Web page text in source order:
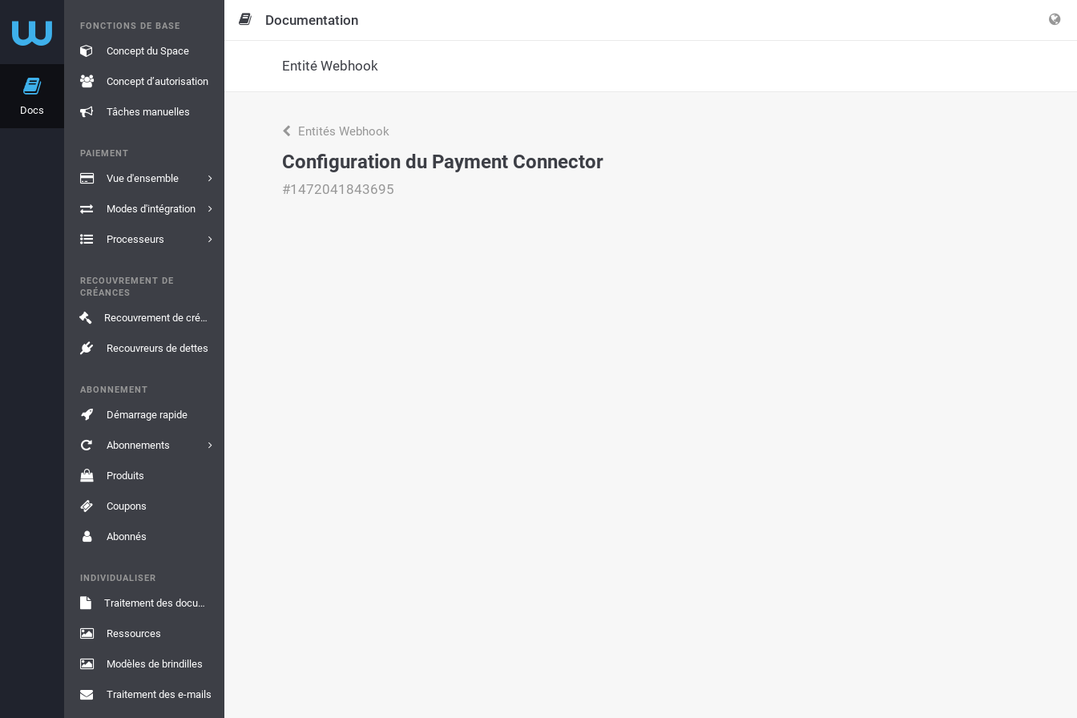
Docs
FONCTIONS DE BASE
Concept du Space
Concept d’autorisation
Tâches manuelles
PAIEMENT
Vue d'ensemble
Modes d'intégration
Processeurs
RECOUVREMENT DE
CRÉANCES
Recouvrement de créances
Recouvreurs de dettes
ABONNEMENT
Démarrage rapide
Abonnements
Produits
Coupons
Abonnés
INDIVIDUALISER
Traitement des documents
Ressources
Modèles de brindilles
Traitement des e-mails
Documentation
Entité Webhook
Entités Webhook
Configuration du Payment Connector
#1472041843695